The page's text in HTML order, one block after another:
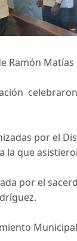
Ramón Matías
por el
la que
por el